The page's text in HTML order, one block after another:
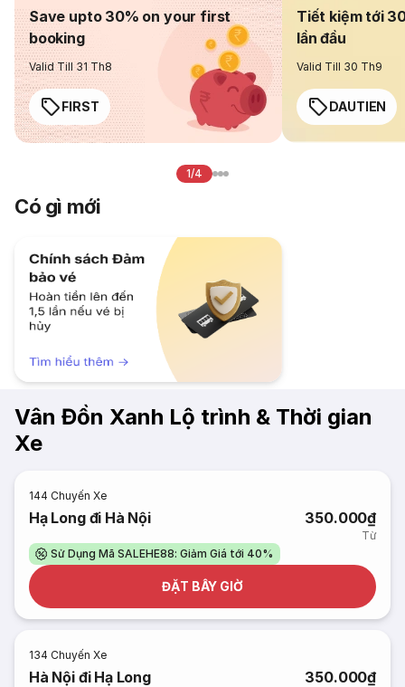
Save upto 30% on your first
booking
Valid Till 31 Th8
FIRST
Tiết kiệm tới
lần đầu
Valid Till 30 Th9
DAUTIEN
1/4
Có gì mới
Vân Đồn Xanh Lộ trình & Thời gian
Xe
144 Chuyến Xe
Hạ Long đi Hà Nội 350.000₫
Từ
Sử Dụng Mã SALEHE88: Giảm Giá tới 40%
ĐẶT BÂY GIỜ
134 Chuyến Xe
Hà Nội đi Hạ Long 350.000₫